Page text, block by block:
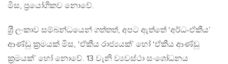
මිස, ප‍්‍රයෝගිකව නොවේ.
ශ‍්‍රී ලංකාව සම්බන්ධයෙන් ගත්තත්, අපට ඇත්තේ ‘අර්ධ-ඒකීය’
ආණ්ඩු ක‍්‍රමයක් මිස, ‘ඒකීය රාජ්‍යයක්’ හෝ ‘ඒකීය ආණ්ඩු
ක‍්‍රමයක්’ හෝ නොවේ. 13 වැනි ව්‍යවස්ථා සංශෝධනය